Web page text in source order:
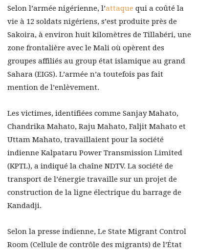
Selon l’armée nigérienne, l’attaque qui a coûté la
vie à 12 soldats nigériens, s’est produite près de
Sakoira, à environ huit kilomètres de Tillabéri, une
zone frontalière avec le Mali où opèrent des
groupes affiliés au group état islamique au grand
Sahara (EIGS). L’armée n’a toutefois pas fait
mention de l’enlèvement.
Les victimes, identifiées comme Sanjay Mahato,
Chandrika Mahato, Raju Mahato, Faljit Mahato et
Uttam Mahato, travaillaient pour la société
indienne Kalpataru Power Transmission Limited
(KPTL), a indiqué la chaîne NDTV. La société de
transport de l’énergie travaille sur un projet de
construction de la ligne électrique du barrage de
Kandadji.
Selon la presse indienne, Le State Migrant Control
Room (Cellule de contrôle des migrants) de l’État